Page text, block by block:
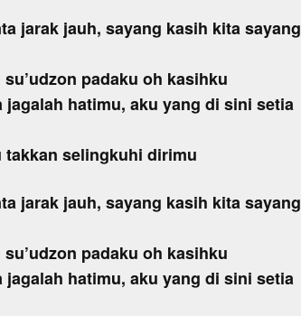
jarak jauh, sayang kasih kita sayang
padaku oh kasihku
jagalah hatimu, aku yang di sini setia
takkan selingkuhi dirimu
jarak jauh, sayang kasih kita sayang
padaku oh kasihku
jagalah hatimu, aku yang di sini setia